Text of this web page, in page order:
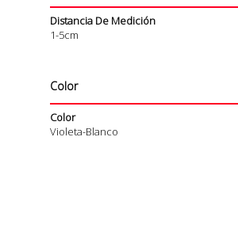
Distancia De Medición
1-5cm
Color
Color
Violeta-Blanco